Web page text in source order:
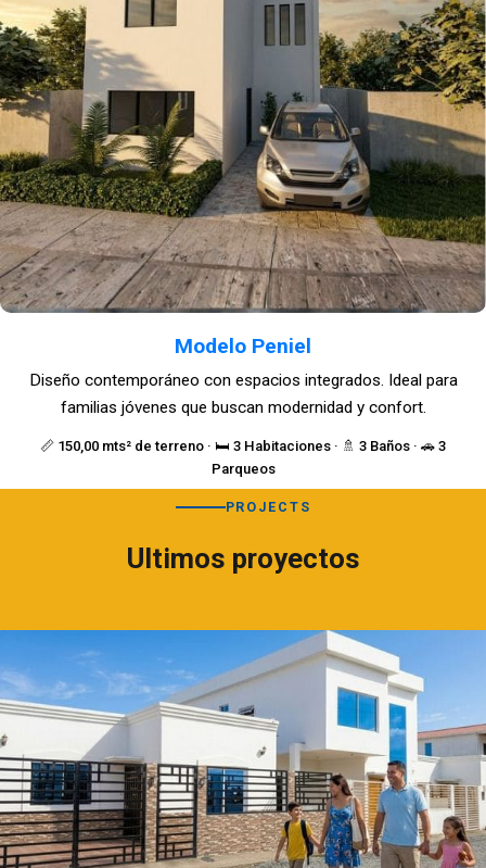
Modelo Peniel
📏 150,00 mts² de terreno · 🛏️ 3 Habitaciones · 🚿 3 Baños · 🚗 3
Parqueos
Diseño contemporáneo con espacios integrados. Ideal para
familias jóvenes que buscan modernidad y confort.
PROJECTS
Ultimos proyectos